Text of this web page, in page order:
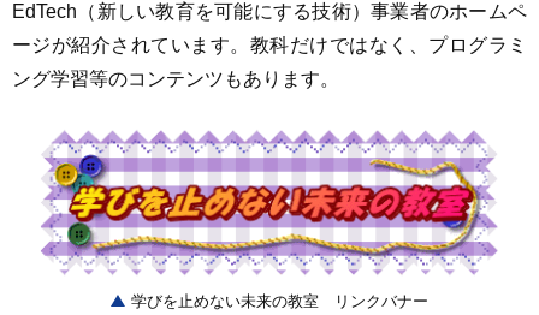
EdTech（新しい教育を可能にする技術）事業者のホームペ
ージが紹介されています。教科だけではなく、プログラミ
ング学習等のコンテンツもあります。
学びを止めない未来の教室 リンクバナー